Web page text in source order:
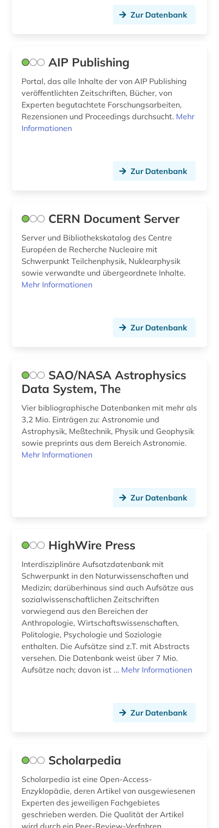
Zur Datenbank
AIP Publishing
Portal, das alle Inhalte der von AIP Publishing
veröffentlichten Zeitschriften, Bücher, von
Experten begutachtete Forschungsarbeiten,
Rezensionen und Proceedings durchsucht. Mehr
Informationen
Zur Datenbank
CERN Document Server
Server und Bibliothekskatalog des Centre
Européen de Recherche Nucleaire mit
Schwerpunkt Teilchenphysik, Nuklearphysik
sowie verwandte und übergeordnete Inhalte.
Mehr Informationen
Zur Datenbank
SAO/NASA Astrophysics
Data System, The
Vier bibliographische Datenbanken mit mehr als
3,2 Mio. Einträgen zu: Astronomie und
Astrophysik, Meßtechnik, Physik und Geophysik
sowie preprints aus dem Bereich Astronomie.
Mehr Informationen
Zur Datenbank
HighWire Press
Interdisziplinäre Aufsatzdatenbank mit
Schwerpunkt in den Naturwissenschaften und
Medizin; darüberhinaus sind auch Aufsätze aus
sozialwissenschaftlichen Zeitschriften
vorwiegend aus den Bereichen der
Anthropologie, Wirtschaftswissenschaften,
Politologie, Psychologie und Soziologie
enthalten. Die Aufsätze sind z.T. mit Abstracts
versehen. Die Datenbank weist über 7 Mio.
Aufsätze nach; davon ist ... Mehr Informationen
Zur Datenbank
Scholarpedia
Scholarpedia ist eine Open-Access-
Enzyklopädie, deren Artikel von ausgewiesenen
Experten des jeweiligen Fachgebietes
geschrieben werden. Die Qualität der Artikel